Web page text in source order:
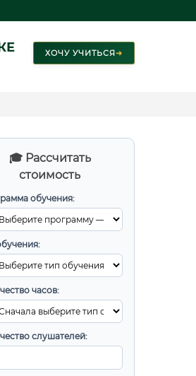
ХОЧУ УЧИТЬСЯ➜
🎓 Рассчитать
стоимость
обучения:
часов:
слушателей: